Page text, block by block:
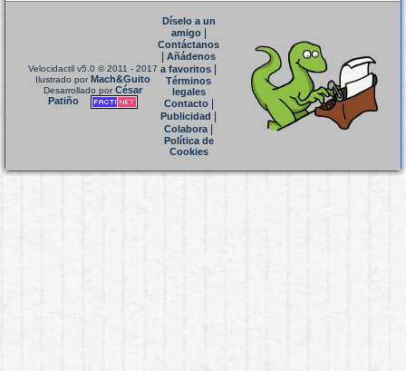
Velocidactil v5.0 © 2011 - 2017
Ilustrado porMach&Guito
Desarrollado porCésar
Patiño
Díselo a un
amigo|
Contáctanos
Añádenos
a favoritos
Términos
legales
Contacto|
Publicidad
Colabora|
Política de
Cookies